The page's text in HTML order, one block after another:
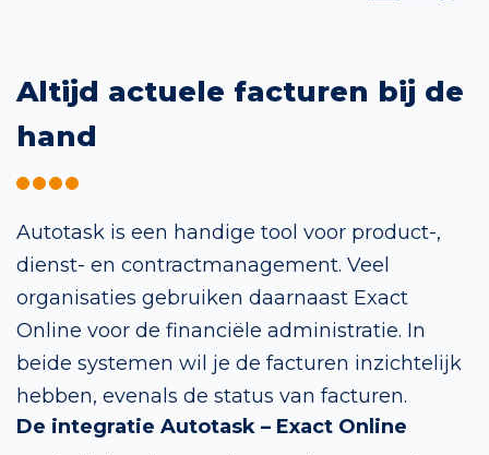
Altijd actuele facturen bij de
hand
Autotask is een handige tool voor product-,
dienst- en contractmanagement. Veel
organisaties gebruiken daarnaast Exact
Online voor de financiële administratie. In
beide systemen wil je de facturen inzichtelijk
hebben, evenals de status van facturen.
De integratie Autotask – Exact Online